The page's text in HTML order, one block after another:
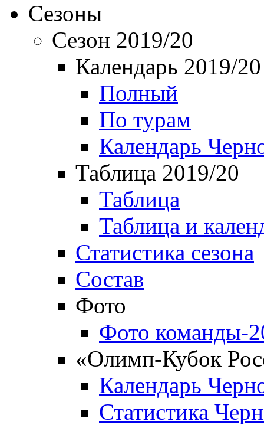
Сезоны
Сезон 2019/20
Календарь 2019/20
Полный
По турам
Календарь
Таблица 2019/20
Таблица
Таблица и
Статистика сезона
Состав
Фото
Фото команды-
«Олимп-Кубок
Календарь
Статистика